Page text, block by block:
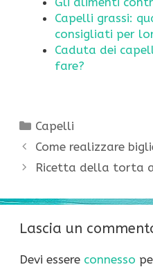
Capelli grassi:
consigliati per
Caduta dei
fare?
Categorie
Capelli
Come realizzare
Ricetta della torta
Lascia un
Devi essere connesso